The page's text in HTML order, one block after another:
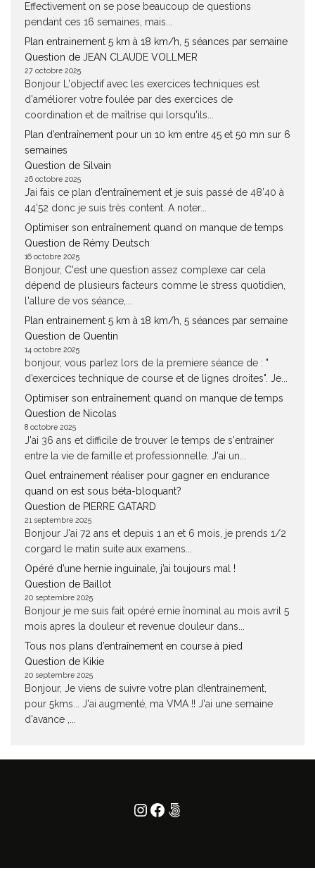
Effectivement on se pose beaucoup de questions
pendant ces 16 semaines, mais...
Plan entrainement 5 km à 18 km/h, 5 séances par semaine
Question de JEAN CLAUDE VOLLMER
27 octobre 2025
Bonjour L'objectif avec les exercices techniques est
d'améliorer votre foulée par des exercices de
coordination et de maîtrise qui lorsqu'ils...
Plan d’entraînement pour un 10 km entre 45 et 50 mn sur 6
semaines
Question de Silvain
26 octobre 2025
J’ai fais ce plan d’entraînement et je suis passé de 48’40 à
44’52 donc je suis très content. A noter...
Optimiser son entraînement quand on manque de temps
Question de Rémy Deutsch
16 octobre 2025
Bonjour, C'est une question assez complexe car cela
dépend de plusieurs facteurs comme le stress quotidien,
l'allure de vos séance,...
Plan entrainement 5 km à 18 km/h, 5 séances par semaine
Question de Quentin
14 octobre 2025
bonjour, vous parlez lors de la premiere séance de : "
d’exercices technique de course et de lignes droites". Je...
Optimiser son entraînement quand on manque de temps
Question de Nicolas
8 octobre 2025
J'ai 36 ans et difficile de trouver le temps de s'entrainer
entre la vie de famille et professionnelle. J'ai un...
Quel entrainement réaliser pour gagner en endurance
quand on est sous béta-bloquant?
Question de PIERRE GATARD
21 septembre 2025
Bonjour J'ai 72 ans et depuis 1 an et 6 mois, je prends 1/2
corgard le matin suite aux examens...
Opéré d’une hernie inguinale, j’ai toujours mal !
Question de Baillot
20 septembre 2025
Bonjour je me suis fait opéré ernie înominal au mois avril 5
mois apres la douleur et revenue douleur dans...
Tous nos plans d’entraînement en course à pied
Question de Kikie
20 septembre 2025
Bonjour, Je viens de suivre votre plan d!entrainement,
pour 5kms... J'ai augmenté, ma VMA !! J'ai une semaine
d'avance ,...
Instagram
Facebook
500px